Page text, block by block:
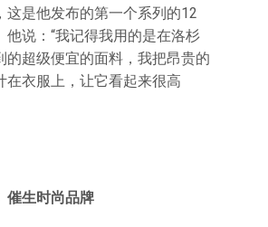
这是他发布的第一个系列的12
他说：“我记得我用的是在洛杉
的超级便宜的面料，我把昂贵的
在衣服上，让它看起来很高
催生时尚品牌